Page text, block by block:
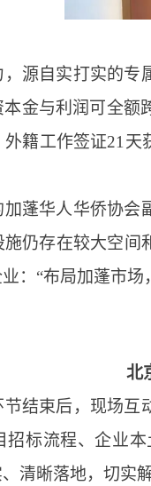
源自实打实的
金与利润可全
籍工作签证21
蓬华人华侨协
仍存在较大空
：“布局加蓬市
北
结束后，现场
招标流程、企业
清晰落地，切实